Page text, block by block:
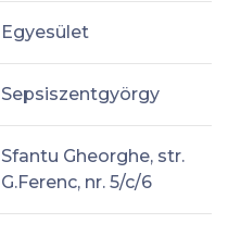
Egyesület
Sepsiszentgyörgy
Sfantu Gheorghe, str.
G.Ferenc, nr. 5/c/6